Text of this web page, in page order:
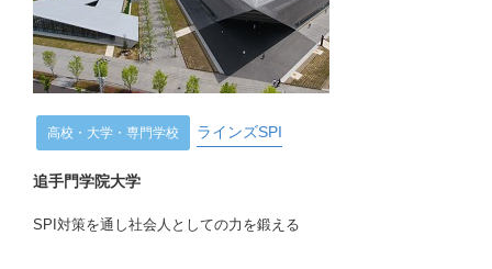
高校・大学・専門学校 ラインズSPI
追手門学院大学
SPI対策を通し社会人としての力を鍛える